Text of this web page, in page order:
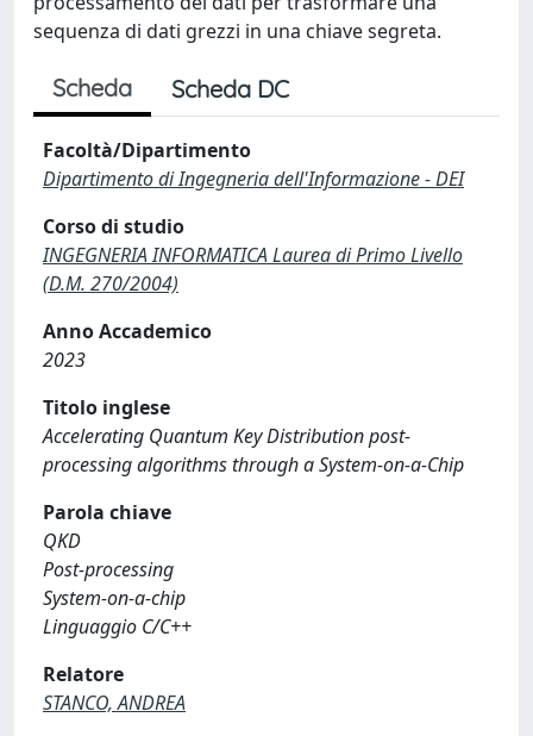
sequenza di dati grezzi in una chiave segreta.
Scheda Scheda DC
Facoltà/Dipartimento
Dipartimento di Ingegneria dell'Informazione - DEI
Corso di studio
INGEGNERIA INFORMATICA Laurea di Primo Livello
(D.M. 270/2004)
Anno Accademico
2023
Titolo inglese
Accelerating Quantum Key Distribution post-
processing algorithms through a System-on-a-Chip
Parola chiave
QKD
Post-processing
System-on-a-chip
Linguaggio C/C++
Relatore
STANCO, ANDREA